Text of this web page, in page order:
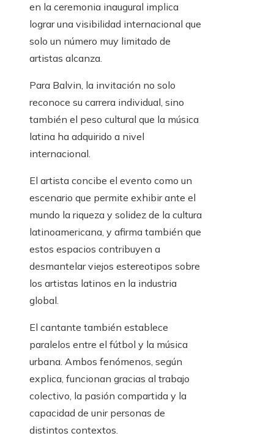
en la ceremonia inaugural implica
lograr una visibilidad internacional que
solo un número muy limitado de
artistas alcanza.
Para Balvin, la invitación no solo
reconoce su carrera individual, sino
también el peso cultural que la música
latina ha adquirido a nivel
internacional.
El artista concibe el evento como un
escenario que permite exhibir ante el
mundo la riqueza y solidez de la cultura
latinoamericana, y afirma también que
estos espacios contribuyen a
desmantelar viejos estereotipos sobre
los artistas latinos en la industria
global.
El cantante también establece
paralelos entre el fútbol y la música
urbana. Ambos fenómenos, según
explica, funcionan gracias al trabajo
colectivo, la pasión compartida y la
capacidad de unir personas de
distintos contextos.